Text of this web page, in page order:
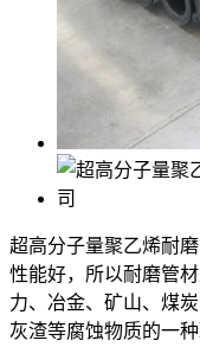
超高分子量聚乙烯耐
性能好，所以耐磨管
力、冶金、矿山、煤
灰渣等腐蚀物质的一